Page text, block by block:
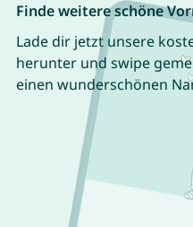
Finde weitere schöne
Lade dir jetzt unsere
herunter und swipe
einen wunderschönen